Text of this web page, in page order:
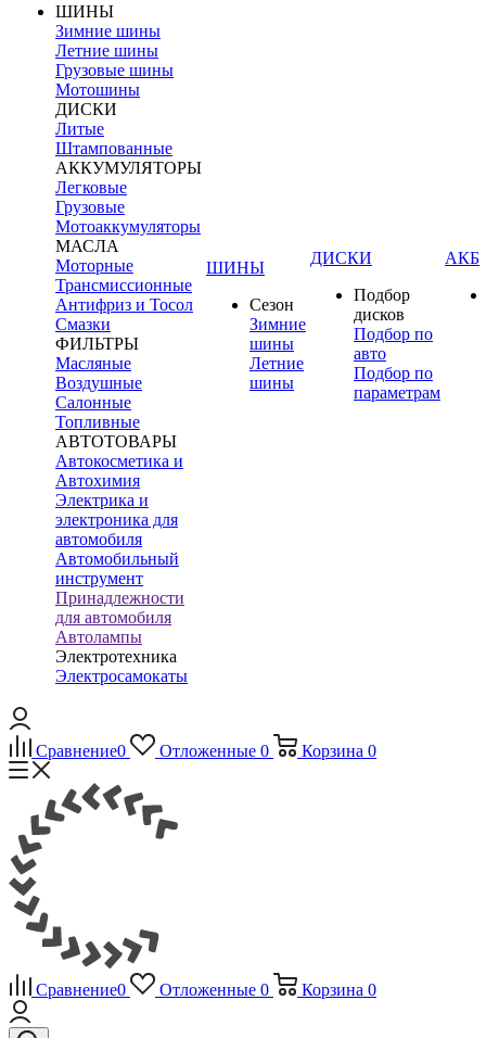
ШИНЫ
Зимние шины
Летние шины
Грузовые шины
Мотошины
ДИСКИ
Литые
Штампованные
АККУМУЛЯТОРЫ
Легковые
Грузовые
Мотоаккумуляторы
МАСЛА
Моторные
Трансмиссионные
Антифриз и Тосол
Смазки
ФИЛЬТРЫ
Масляные
Воздушные
Салонные
Топливные
АВТОТОВАРЫ
Автокосметика и
Автохимия
Электрика и
электроника для
автомобиля
Автомобильный
инструмент
Принадлежности
для автомобиля
Автолампы
Электротехника
Электросамокаты
ШИНЫ
Сезон
Зимние
шины
Летние
шины
ДИСКИ
Подбор
дисков
Подбор по
авто
Подбор по
параметрам
АКБ
Сравнение0 Отложенные 0 Корзина 0
Сравнение0 Отложенные 0 Корзина 0